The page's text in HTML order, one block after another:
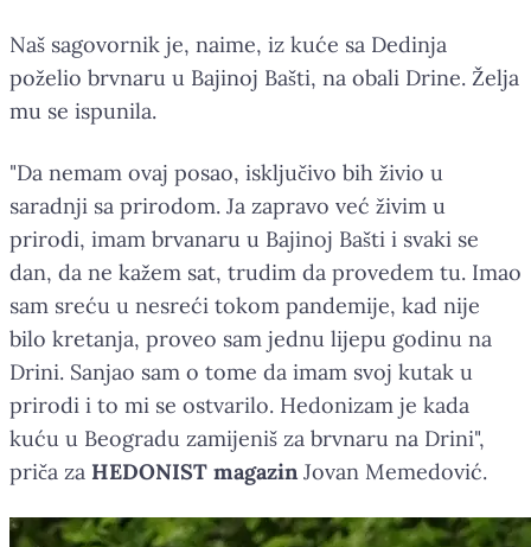
Naš sagovornik je, naime, iz kuće sa Dedinja
poželio brvnaru u Bajinoj Bašti, na obali Drine. Želja
mu se ispunila.
"Da nemam ovaj posao, isključivo bih živio u
saradnji sa prirodom. Ja zapravo već živim u
prirodi, imam brvanaru u Bajinoj Bašti i svaki se
dan, da ne kažem sat, trudim da provedem tu. Imao
sam sreću u nesreći tokom pandemije, kad nije
bilo kretanja, proveo sam jednu lijepu godinu na
Drini. Sanjao sam o tome da imam svoj kutak u
prirodi i to mi se ostvarilo. Hedonizam je kada
kuću u Beogradu zamijeniš za brvnaru na Drini",
priča za HEDONIST magazin Jovan Memedović.